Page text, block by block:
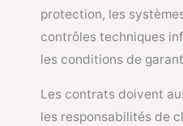
protection, les
contrôles techniques
les conditions de
Les contrats doivent
les responsabilités de